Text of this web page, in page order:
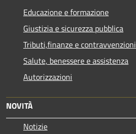
Educazione e formazione
Giustizia e sicurezza pubblica
Tributi,finanze e contravvenzioni
Salute, benessere e assistenza
Autorizzazioni
NOVITÀ
Notizie